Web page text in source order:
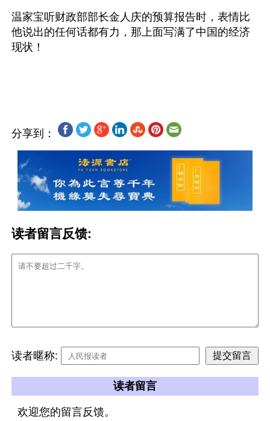
温家宝听财政部部长金人庆的预算报告时，表情比
他说出的任何话都有力，那上面写满了中国的经济
现状！
分享到：
读者留言反馈:
读者暱称:
读者留言
欢迎您的留言反馈。